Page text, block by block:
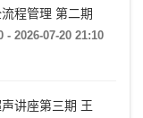
程管理 第二期
- 2026-07-20 21:10
讲座第三期 王